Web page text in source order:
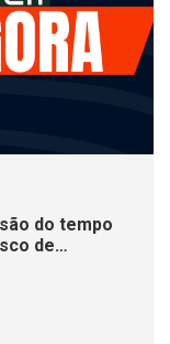
do tempo
de